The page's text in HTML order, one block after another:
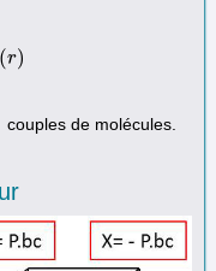
(r)
couples de molécules.